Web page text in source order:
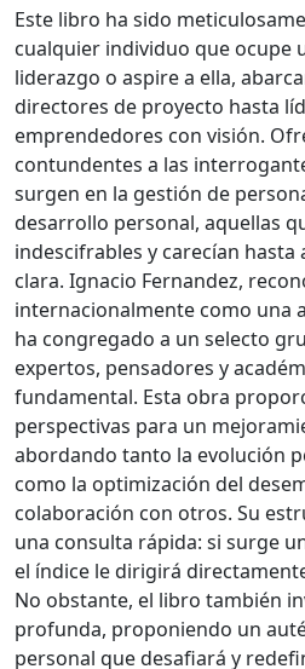
Este libro ha sido
cualquier individuo que ocupe
liderazgo o aspire a ella,
directores de proyecto hasta
emprendedores con visión.
contundentes a las
surgen en la gestión de
desarrollo personal, aquellas
indescifrables y carecían
clara. Ignacio Fernandez,
internacionalmente como una
ha congregado a un selecto
expertos, pensadores y
fundamental. Esta obra
perspectivas para un
abordando tanto la evolución
como la optimización del
colaboración con otros. Su
una consulta rápida: si surge
el índice le dirigirá
No obstante, el libro también
profunda, proponiendo un
personal que desafiará y